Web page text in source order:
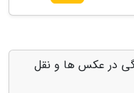
در عکس ها و نقل